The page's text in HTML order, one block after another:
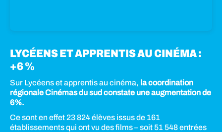
LYCÉENS ET APPRENTIS AU CINÉMA :
+6 %
Sur Lycéens et apprentis au cinéma, la coordination
régionale Cinémas du sud constate une augmentation de
6%.
Ce sont en effet 23 824 élèves issus de 161
établissements qui ont vu des films – soit 51 548 entrées